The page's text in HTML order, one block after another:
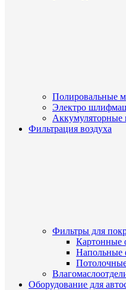
Полировальные
Электро
Аккумуляторные
Фильтрация воздуха
Фильтры для
Картонные
Напольные
Оборудование для